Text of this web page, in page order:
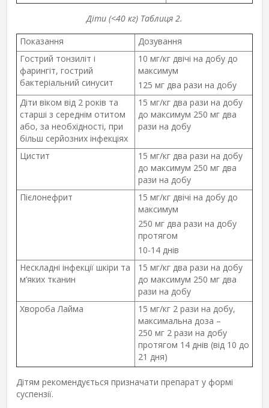
Діти (<40 кг) Таблиця 2.
Показання
Дозування
Гострий тонзиліт і
фарингіт, гострий
бактеріальний синусит
10 мг/кг двічі на добу до
максимум
125 мг два рази на добу
Діти віком від 2 років та
старші з середнім отитом
або, за необхідності, при
більш серйозних інфекціях
15 мг/кг два рази на добу
до максимум 250 мг два
рази на добу
Цистит
15 мг/кг два рази на добу
до максимум 250 мг два
рази на добу
Пієлонефрит
15 мг/кг двічі на добу до
максимум
250 мг два рази на добу
протягом
10-14 днів
Нескладні інфекції шкіри та
м’яких тканин
15 мг/кг два рази на добу
до максимум 250 мг два
рази на добу
Хвороба Лайма
15 мг/кг 2 рази на добу,
максимальна доза –
250 мг 2 рази на добу
протягом 14 днів (від 10 до
21 дня)
Дітям рекомендується призначати препарат у формі
суспензії.